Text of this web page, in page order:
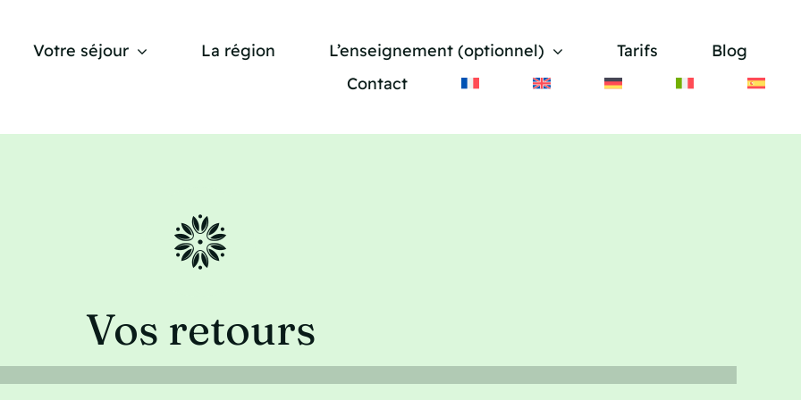
Votre séjour La région L’enseignement (optionnel) Tarifs
Blog
Contact
Vos retours